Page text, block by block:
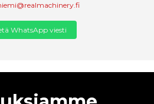
WhatsApp viesti